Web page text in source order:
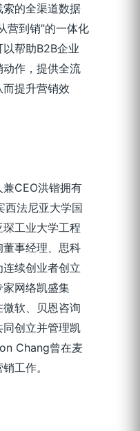
的全渠道数据
营到销”的一体化
帮助B2B企业
作，提供全流
提升营销效
兼CEO洪锴拥有
西法尼亚大学国
工业大学工程
事经理、思科
续创业者创立
网络凯盛集
软、贝恩咨询
创立并管理凯
Chang曾在麦
工作。